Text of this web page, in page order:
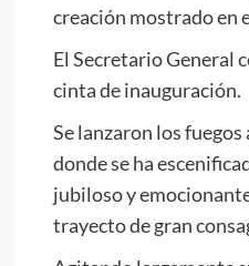
creación mostrado en
El Secretario General
cinta de inauguración.
Se lanzaron los
donde se ha
jubiloso y
trayecto de gran